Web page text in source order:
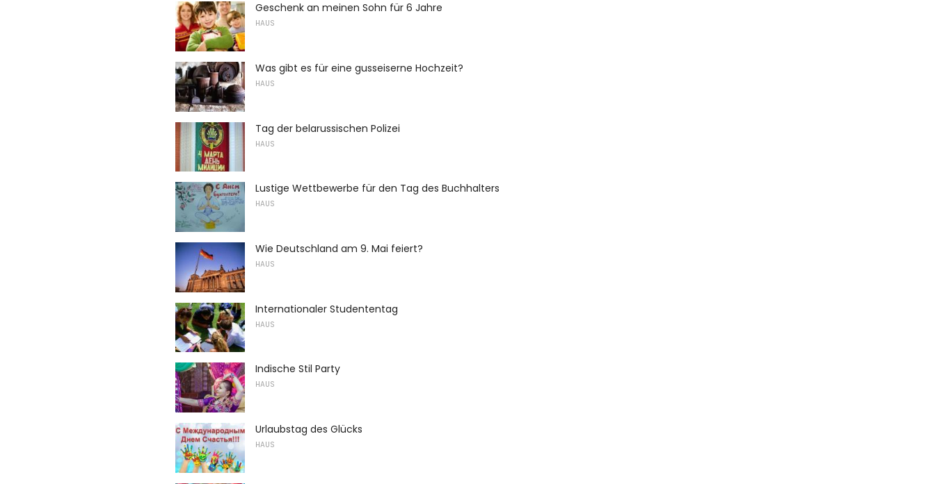
Geschenk an meinen Sohn für 6 Jahre
HAUS
Was gibt es für eine gusseiserne Hochzeit?
HAUS
Tag der belarussischen Polizei
HAUS
Lustige Wettbewerbe für den Tag des Buchhalters
HAUS
Wie Deutschland am 9. Mai feiert?
HAUS
Internationaler Studententag
HAUS
Indische Stil Party
HAUS
Urlaubstag des Glücks
HAUS